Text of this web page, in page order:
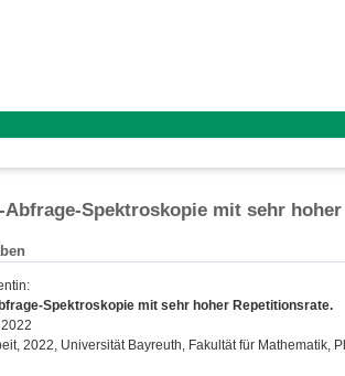
Abfrage-Spektroskopie mit sehr
:
Spektroskopie mit sehr hoher Repetitionsrate.
2022, Universität Bayreuth, Fakultät für Mathematik,